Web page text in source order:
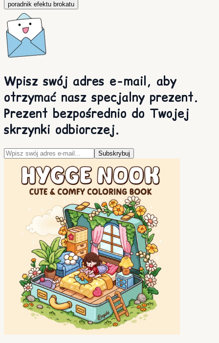
poradnik efektu brokatu
Wpisz swój adres e-mail, aby
otrzymać nasz specjalny prezent.
Prezent bezpośrednio do Twojej
skrzynki odbiorczej.
Subskrybuj